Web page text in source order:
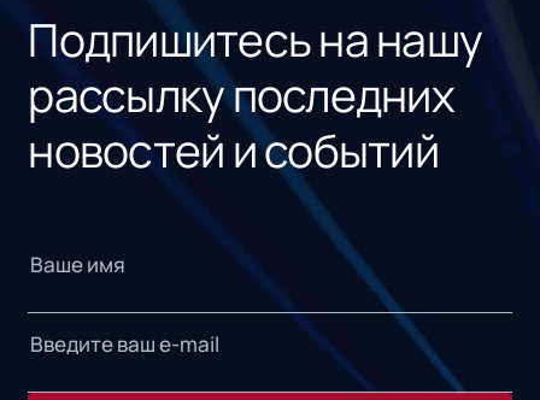
Подпишитесь на нашу
рассылку последних
новостей и событий